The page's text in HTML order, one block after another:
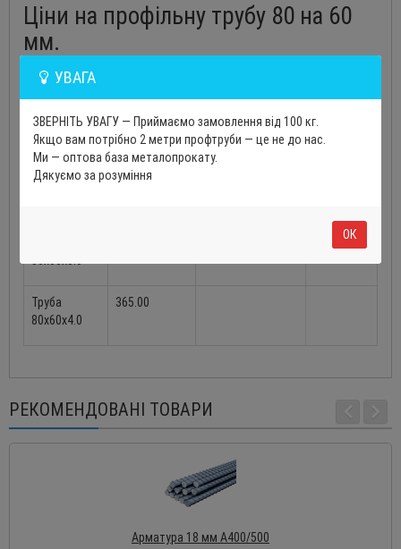
Ціни на профільну трубу 80 на 60
мм.
Назва
грн
грн
кг
Труба
80х60х1.5
156.00
Труба
200.00
80х60х3.0
Труба
80х60х4.0
365.00
РЕКОМЕНДОВАНІ ТОВАРИ
Арматура 18 мм А400/500
УВАГА
ЗВЕРНІТЬ УВАГУ — Приймаємо замовлення від 100 кг.
Якщо вам потрібно 2 метри профтруби — це не до нас.
Ми — оптова база металопрокату.
Дякуємо за розуміння
ОК